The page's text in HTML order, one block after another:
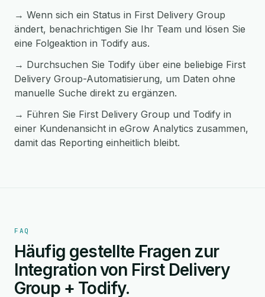
→ Wenn sich ein Status in First Delivery Group
ändert, benachrichtigen Sie Ihr Team und lösen Sie
eine Folgeaktion in Todify aus.
→ Durchsuchen Sie Todify über eine beliebige First
Delivery Group-Automatisierung, um Daten ohne
manuelle Suche direkt zu ergänzen.
→ Führen Sie First Delivery Group und Todify in
einer Kundenansicht in eGrow Analytics zusammen,
damit das Reporting einheitlich bleibt.
FAQ
Häufig gestellte Fragen zur
Integration von First Delivery
Group + Todify.